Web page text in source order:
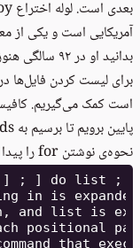
بعدی است. لوله اختراع
آمریکایی است و یکی از
بدانید او در ۹۲ سالگی هنوز هم در میلینگ لیست
است کمک می‌گیریم.
نحوه‌ی نوشتن for را پیدا می‌کنیم:
] ; ] do list ;
in is
and list is
positional
that